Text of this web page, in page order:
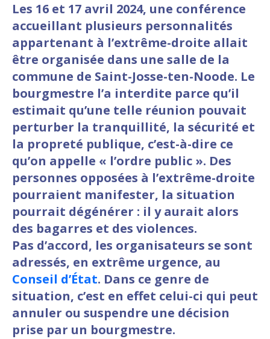
Les 16 et 17 avril 2024, une conférence
accueillant plusieurs personnalités
appartenant à l’extrême-droite allait
être organisée dans une salle de la
commune de Saint-Josse-ten-Noode. Le
bourgmestre l’a interdite parce qu’il
estimait qu’une telle réunion pouvait
perturber la tranquillité, la sécurité et
la propreté publique, c’est-à-dire ce
qu’on appelle « l’ordre public ». Des
personnes opposées à l’extrême-droite
pourraient manifester, la situation
pourrait dégénérer : il y aurait alors
des bagarres et des violences.
Pas d’accord, les organisateurs se sont
adressés, en extrême urgence, au
Conseil d’État. Dans ce genre de
situation, c’est en effet celui-ci qui peut
annuler ou suspendre une décision
prise par un bourgmestre.